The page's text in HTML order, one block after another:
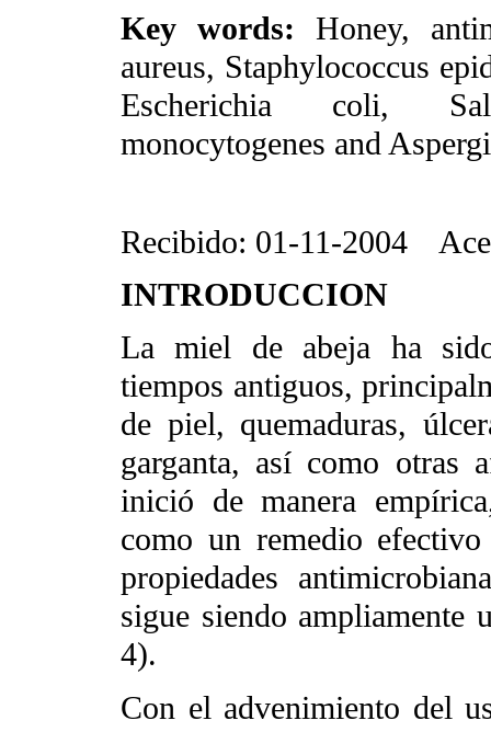
Key words:
Honey,
aureus, Staphylococcus
Escherichia coli,
monocytogenes and
Recibido: 01-11-2004
INTRODUCCION
La miel de abeja ha
tiempos antiguos,
de piel, quemaduras,
garganta, así como otras
inició de manera
como un remedio
propiedades
sigue siendo ampliamente
4).
Con el advenimiento del